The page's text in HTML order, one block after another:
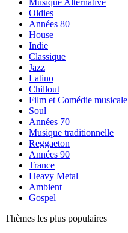
Musique Alternative
Oldies
Années 80
House
Indie
Classique
Jazz
Latino
Chillout
Film et Comédie musicale
Soul
Années 70
Musique traditionnelle
Reggaeton
Années 90
Trance
Heavy Metal
Ambient
Gospel
Thèmes les plus populaires